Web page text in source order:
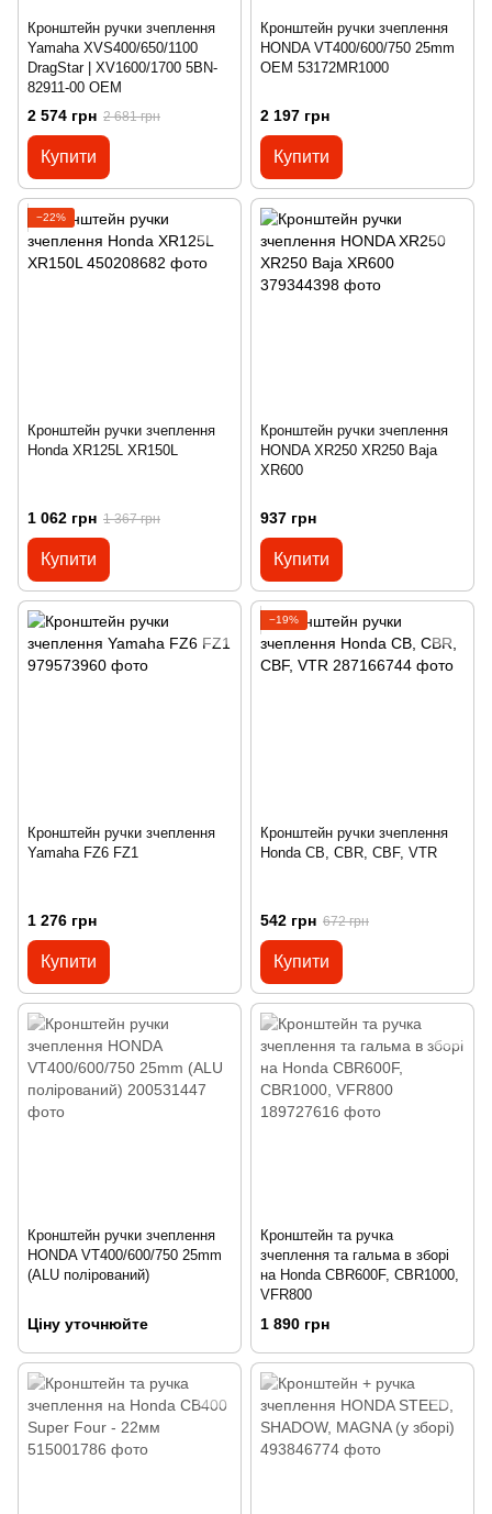
Кронштейн ручки зчеплення
Yamaha XVS400/650/1100
DragStar | XV1600/1700 5BN-
82911-00 OEM
2 574 грн 2 681 грн
Купити
Кронштейн ручки зчеплення
HONDA VT400/600/750 25mm
OEM 53172MR1000
2 197 грн
Купити
−22%
Кронштейн ручки зчеплення
Honda XR125L XR150L
1 062 грн 1 367 грн
Купити
Кронштейн ручки зчеплення
HONDA XR250 XR250 Baja
XR600
937 грн
Купити
Кронштейн ручки зчеплення
Yamaha FZ6 FZ1
1 276 грн
Купити
−19%
Кронштейн ручки зчеплення
Honda CB, CBR, CBF, VTR
542 грн 672 грн
Купити
Кронштейн ручки зчеплення
HONDA VT400/600/750 25mm
(ALU полірований)
Ціну уточнюйте
Кронштейн та ручка
зчеплення та гальма в зборі
на Honda CBR600F, CBR1000,
VFR800
1 890 грн